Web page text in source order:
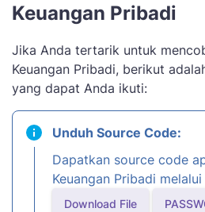
Keuangan Pribadi
Jika Anda tertarik untuk
Keuangan Pribadi, berikut
yang dapat Anda ikuti:
Unduh Source Code:
Dapatkan source code
Keuangan Pribadi
Download File